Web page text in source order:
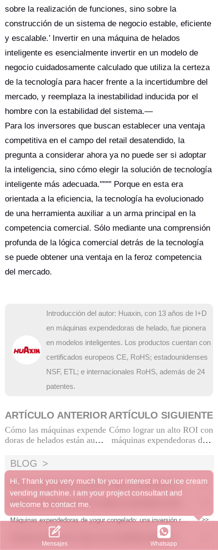
sobre la realización de funciones, sino sobre la
construcción de un sistema de negocio estable, eficiente
y escalable.’ Invertir en una máquina de helados
inteligente es esencialmente invertir en un modelo de
negocio cuidadosamente calculado que utiliza la certeza
de la tecnología para hacer frente a la incertidumbre del
mercado, y reemplaza la inestabilidad inducida por el
hombre con la estabilidad del sistema.—
Para los inversores que buscan establecer una ventaja
competitiva en el campo del retail desatendido, la
pregunta a considerar ahora ya no puede ser si adoptar
la inteligencia, sino cómo elegir la solución de tecnología
inteligente más adecuada."""" Porque en esta era
orientada a la eficiencia, la tecnología ha evolucionado
de una herramienta auxiliar a un arma principal en la
competencia comercial. Sólo mediante una comprensión
profunda de la lógica comercial detrás de la tecnología
se puede obtener una ventaja en la feroz competencia
del mercado.
Introducción del autor: Huaxin, con 13 años de I+D
en máquinas expendedoras de helado, fue pionera
en modelos inteligentes. Los productos cuentan con
certificados europeos CE, RoHS; estadounidenses
NSF, ETL; e internacionales RoHS, además de 24
patentes.
ARTÍCULO ANTERIOR
Cómo las máquinas expende
doras de helados están aume
ARTÍCULO SIGUIENTE
Cómo lograr un alto ROI con
máquinas expendedoras de h
análisis de rentabilidad
BLOG
Guía de compra para las mejores máquinas expendedoras de h
elados a la venta en 2025
>>
El futuro del retail: por qué las máquinas expendedoras intelige
Máquinas expendedoras de yogur congelado: una inversión ren
table para los operadores minoristas
>>
Expansión de la marca: lograr una escalabilidad rápida con má
quinas expendedoras automatizadas de helados
Hi, Thank you very much for your interest in our ice cream
vending machine. I am your project consultant and
welcome to contact me.
Mensajes Whatsapp